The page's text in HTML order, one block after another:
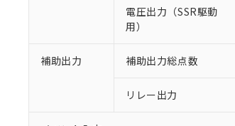
電圧出力（SSR駆動
用）
補助出力 補助出力総点数
リレー出力